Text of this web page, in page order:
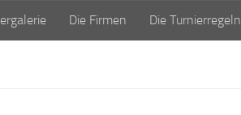
Die Firmen Die Turnierregeln